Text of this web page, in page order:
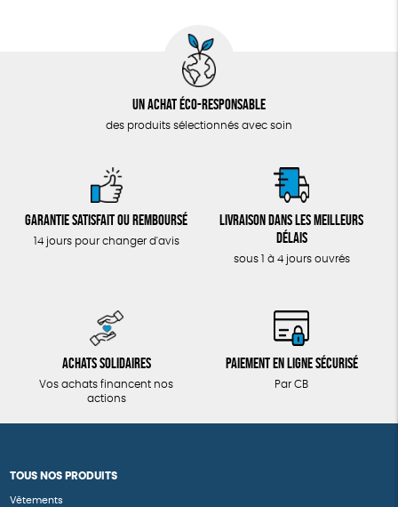
Un achat éco-responsable
des produits sélectionnés avec soin
Garantie satisfait ou remboursé
14 jours pour changer d'avis
Livraison dans les meilleurs
délais
sous 1 à 4 jours ouvrés
Achats solidaires
Vos achats financent nos
actions
Paiement en ligne sécurisé
Par CB
TOUS NOS PRODUITS
Vêtements